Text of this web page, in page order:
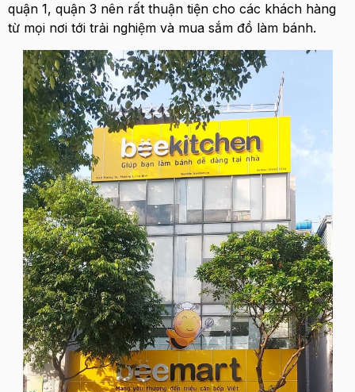
quận 1, quận 3 nên rất thuận tiện cho các khách hàng
từ mọi nơi tới trải nghiệm và mua sắm đồ làm bánh.